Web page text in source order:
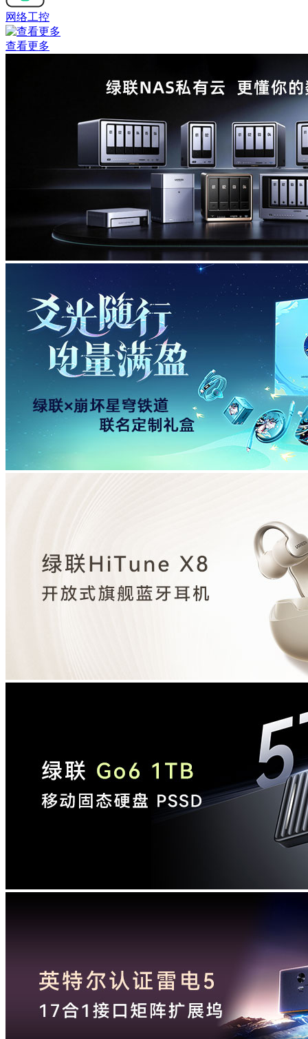
网络工控
查看更多